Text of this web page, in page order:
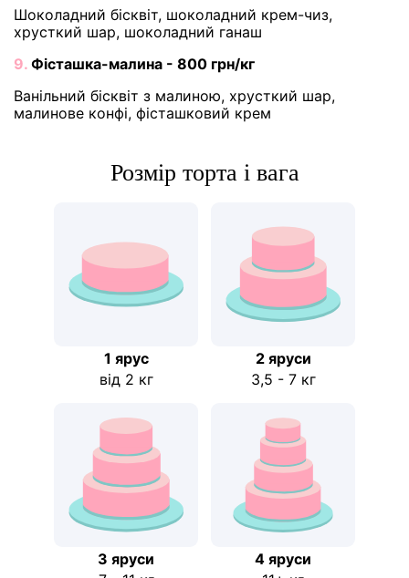
Шоколадний бісквіт, шоколадний крем-чиз,
хрусткий шар, шоколадний ганаш
9. Фісташка-малина - 800 грн/кг
Ванільний бісквіт з малиною, хрусткий шар,
малинове конфі, фісташковий крем
Розмір торта і вага
1 ярус
від 2 кг
2 яруси
3,5 - 7 кг
3 яруси
4 яруси